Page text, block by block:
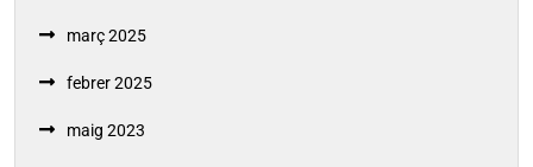
març 2025
febrer 2025
maig 2023